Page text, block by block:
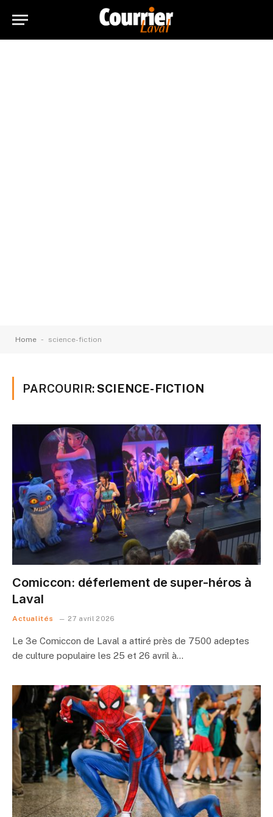
Home - science-fiction
PARCOURIR:SCIENCE-FICTION
Comiccon: déferlement de super-héros à
Laval
Actualités 27 avril 2026
Le 3e Comiccon de Laval a attiré près de 7500 adeptes
de culture populaire les 25 et 26 avril à…